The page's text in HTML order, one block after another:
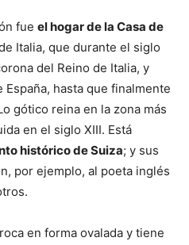
fue el hogar de la Casa de
Italia, que durante el siglo
del Reino de Italia, y
hasta que finalmente
gótico reina en la zona más
en el siglo XIII. Está
histórico de Suiza; y sus
por ejemplo, al poeta inglés
en forma ovalada y tiene